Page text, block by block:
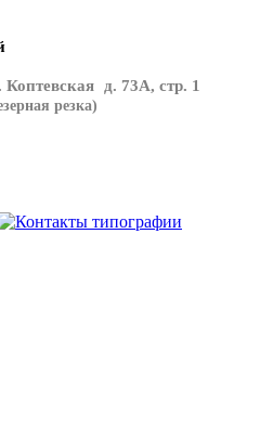
Коптевская д. 73А, стр. 1
резка)